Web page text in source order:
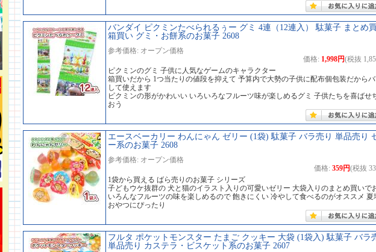
バンダイ ピクミンたべられるぅー グミ 4連（12連入） 駄菓子 まとめ
箱買い グミ・お餅系のお菓子 2608
参考価格: オープン価格
価格: 1,998円(税抜
ピクミンのグミ 子供に人気なゲームのキャラクター
箱買いだから 1つ当たりの値段を抑えて 予算内で大勢の子供に配布個包装だからバ
して使えます
ピクミンの形がかわいい いろいろなフルーツ味が楽しめるグミ 子供たちを喜ばせ
おう
エースベーカリー わんにゃん ゼリー (1袋) 駄菓子 バラ売り 単品売り
ー系のお菓子 2608
参考価格: オープン価格
価格: 359円(税抜
1袋から買える ばら売りのお菓子 シリーズ
子どもウケ抜群の 犬と猫のイラスト入りの可愛いゼリー 大袋入りのまとめ買いで
いろんなフルーツの味を楽しめるので 飽きにくい 冷やして食べるのがオススメ 夏
おやつにぴったり
フルタ ポケットモンスター たまご クッキー 大袋 (1袋入) 駄菓子 バラ
単品売り カステラ・ビスケット系のお菓子 2607